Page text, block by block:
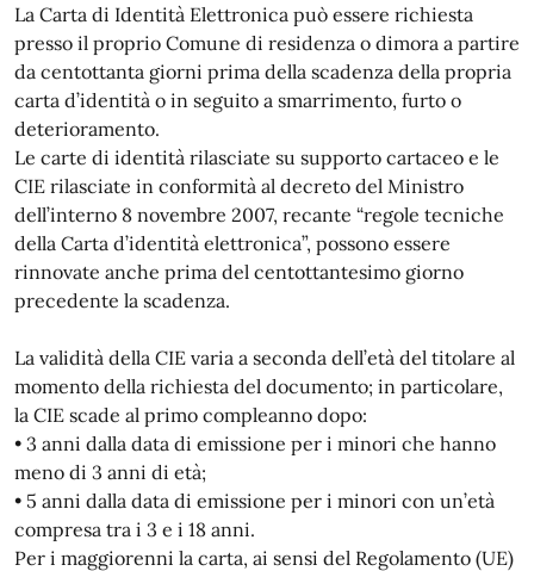
La Carta di Identità Elettronica può essere richiesta
presso il proprio Comune di residenza o dimora a partire
da centottanta giorni prima della scadenza della propria
carta d’identità o in seguito a smarrimento, furto o
deterioramento.
Le carte di identità rilasciate su supporto cartaceo e le
CIE rilasciate in conformità al decreto del Ministro
dell’interno 8 novembre 2007, recante “regole tecniche
della Carta d’identità elettronica”, possono essere
rinnovate anche prima del centottantesimo giorno
precedente la scadenza.
La validità della CIE varia a seconda dell’età del titolare al
momento della richiesta del documento; in particolare,
la CIE scade al primo compleanno dopo:
• 3 anni dalla data di emissione per i minori che hanno
meno di 3 anni di età;
• 5 anni dalla data di emissione per i minori con un’età
compresa tra i 3 e i 18 anni.
Per i maggiorenni la carta, ai sensi del Regolamento (UE)